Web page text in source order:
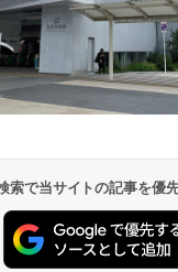
索で当サイトの記事を優